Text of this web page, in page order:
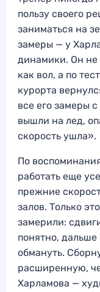
пользу своего
заниматься на
замеры — у
динамики. Он не
как вол, а по
курорта
все его замеры
вышли на лед,
скорость ушла».
По
работать еще
прежние
залов. Только
замерили:
понятно,
обмануть.
расширенную,
Харламова —